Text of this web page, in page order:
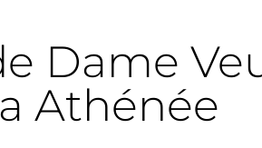
Dame
Athénée